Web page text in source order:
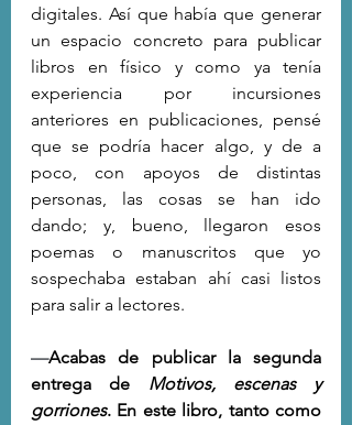
digitales. Así que había que generar
un espacio concreto para publicar
libros en físico y como ya tenía
experiencia por incursiones
anteriores en publicaciones, pensé
que se podría hacer algo, y de a
poco, con apoyos de distintas
personas, las cosas se han ido
dando; y, bueno, llegaron esos
poemas o manuscritos que yo
sospechaba estaban ahí casi listos
para salir a lectores.
—Acabas de publicar la segunda
entrega de Motivos, escenas y
gorriones. En este libro, tanto como